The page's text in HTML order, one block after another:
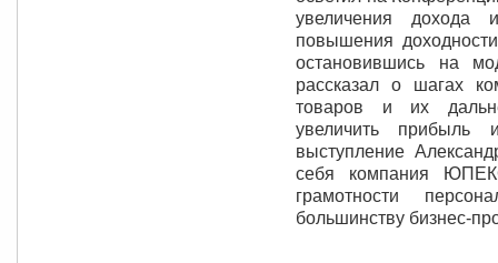
увеличения дохода
повышения
остановившись на
рассказал о шагах
товаров и их
увеличить прибыль
выступление
себя компания
грамотности
большинству бизнес-